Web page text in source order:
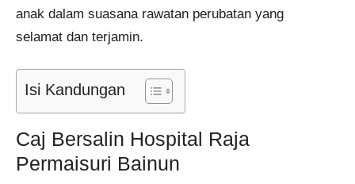
anak dalam suasana rawatan perubatan yang
selamat dan terjamin.
Isi Kandungan
Caj Bersalin Hospital Raja
Permaisuri Bainun